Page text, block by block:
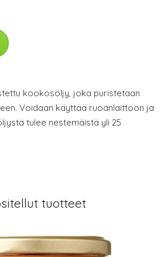
kookosöljy, joka puristetaan
Voidaan käyttää ruoanlaittoon ja
tulee nestemäistä yli 25
tuotteet